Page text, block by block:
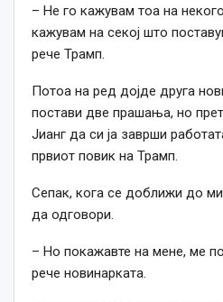
– Не го кажувам тоа на
кажувам на секој што
рече Трамп.
Потоа на ред дојде друга
постави две прашања, но
Jианг да си ја заврши
првиот повик на Трамп.
Сепак, кога се доближи до
да одговори.
– Но покажавте на мене, ме
рече новинарката.